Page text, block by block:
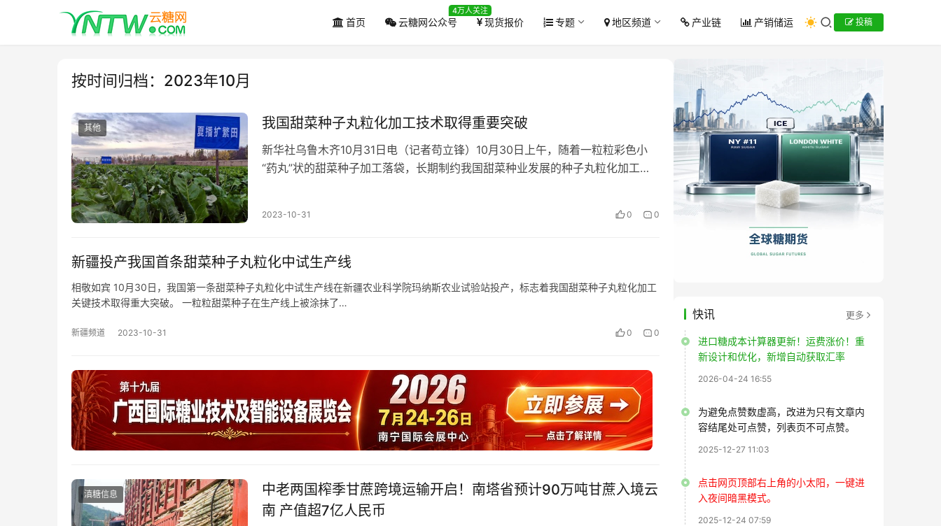
首页 云糖网公众号
4万人关注
现货报价 专题 地区频道 产业链 产销储运 投稿
按时间归档：2023年10月
其他 我国甜菜种子丸粒化加工技术取得重要突破
新华社乌鲁木齐10月31日电（记者苟立锋）10月30日上午，随着一粒粒彩色小
“药丸”状的甜菜种子加工落袋，长期制约我国甜菜种业发展的种子丸粒化加工技
2023-10-31 0 0
新疆投产我国首条甜菜种子丸粒化中试生产线
相敬如宾 10月30日，我国第一条甜菜种子丸粒化中试生产线在新疆农业科学院玛纳斯农业试验站投产，标志着我国甜菜种子丸粒化加工
关键技术取得重大突破。 一粒粒甜菜种子在生产线上被涂抹了…
新疆频道 2023-10-31 0 0
滇糖信息
中老两国榨季甘蔗跨境运输开启！南塔省预计90万吨甘蔗入境云
南 产值超7亿人民币
快讯 更多
进口糖成本计算器更新！运费涨价！重
新设计和优化，新增自动获取汇率
2026-04-24 16:55
为避免点赞数虚高，改进为只有文章内
容结尾处可点赞，列表页不可点赞。
2025-12-27 11:03
点击网页顶部右上角的小太阳，一键进
入夜间暗黑模式。
2025-12-24 07:59